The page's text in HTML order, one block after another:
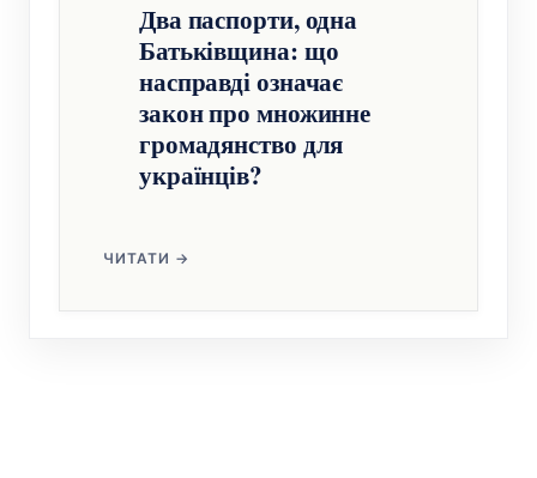
Два паспорти, одна
Батьківщина: що
насправді означає
закон про множинне
громадянство для
українців?